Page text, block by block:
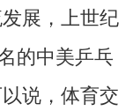
展，上世纪
的中美乒乓
说，体育交